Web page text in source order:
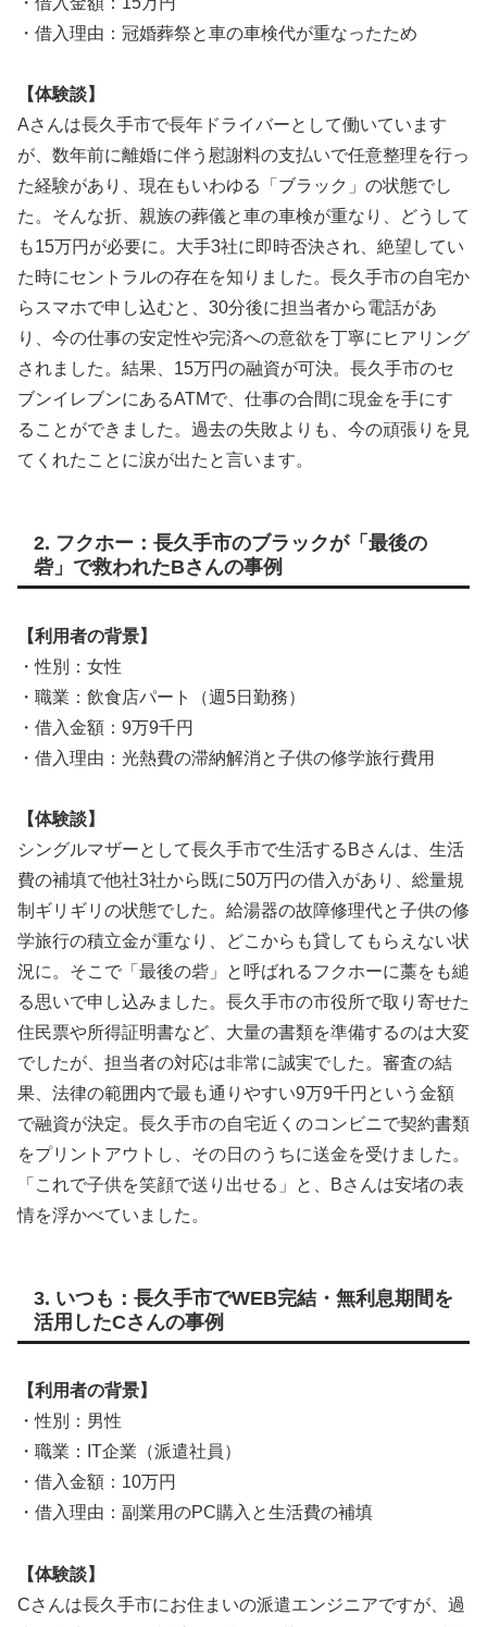
・借入理由：冠婚葬祭と車の車検代が重なったため
【体験談】
Aさんは長久手市で長年ドライバーとして働いています
が、数年前に離婚に伴う慰謝料の支払いで任意整理を行っ
た経験があり、現在もいわゆる「ブラック」の状態でし
た。そんな折、親族の葬儀と車の車検が重なり、どうして
も15万円が必要に。大手3社に即時否決され、絶望してい
た時にセントラルの存在を知りました。長久手市の自宅か
らスマホで申し込むと、30分後に担当者から電話があ
り、今の仕事の安定性や完済への意欲を丁寧にヒアリング
されました。結果、15万円の融資が可決。長久手市のセ
ブンイレブンにあるATMで、仕事の合間に現金を手にす
ることができました。過去の失敗よりも、今の頑張りを見
てくれたことに涙が出たと言います。
2. フクホー：長久手市のブラックが「最後の
砦」で救われたBさんの事例
【利用者の背景】
・性別：女性
・職業：飲食店パート（週5日勤務）
・借入金額：9万9千円
・借入理由：光熱費の滞納解消と子供の修学旅行費用
【体験談】
シングルマザーとして長久手市で生活するBさんは、生活
費の補填で他社3社から既に50万円の借入があり、総量規
制ギリギリの状態でした。給湯器の故障修理代と子供の修
学旅行の積立金が重なり、どこからも貸してもらえない状
況に。そこで「最後の砦」と呼ばれるフクホーに藁をも縋
る思いで申し込みました。長久手市の市役所で取り寄せた
住民票や所得証明書など、大量の書類を準備するのは大変
でしたが、担当者の対応は非常に誠実でした。審査の結
果、法律の範囲内で最も通りやすい9万9千円という金額
で融資が決定。長久手市の自宅近くのコンビニで契約書類
をプリントアウトし、その日のうちに送金を受けました。
「これで子供を笑顔で送り出せる」と、Bさんは安堵の表
情を浮かべていました。
3. いつも：長久手市でWEB完結・無利息期間を
活用したCさんの事例
【利用者の背景】
・性別：男性
・職業：IT企業（派遣社員）
・借入金額：10万円
・借入理由：副業用のPC購入と生活費の補填
【体験談】
Cさんは長久手市にお住まいの派遣エンジニアですが、過